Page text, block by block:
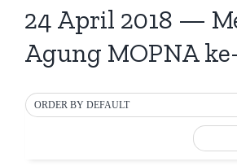
24 April 2018 —
Agung MOPNA
ORDER BY DEFAULT